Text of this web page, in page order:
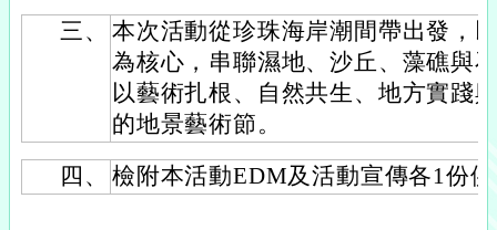
三、
本次活動從珍珠海岸潮間帶出發，
為核心，串聯濕地、沙丘、藻礁與
以藝術扎根、自然共生、地方實踐
的地景藝術節。
四、
檢附本活動EDM及活動宣傳各1份